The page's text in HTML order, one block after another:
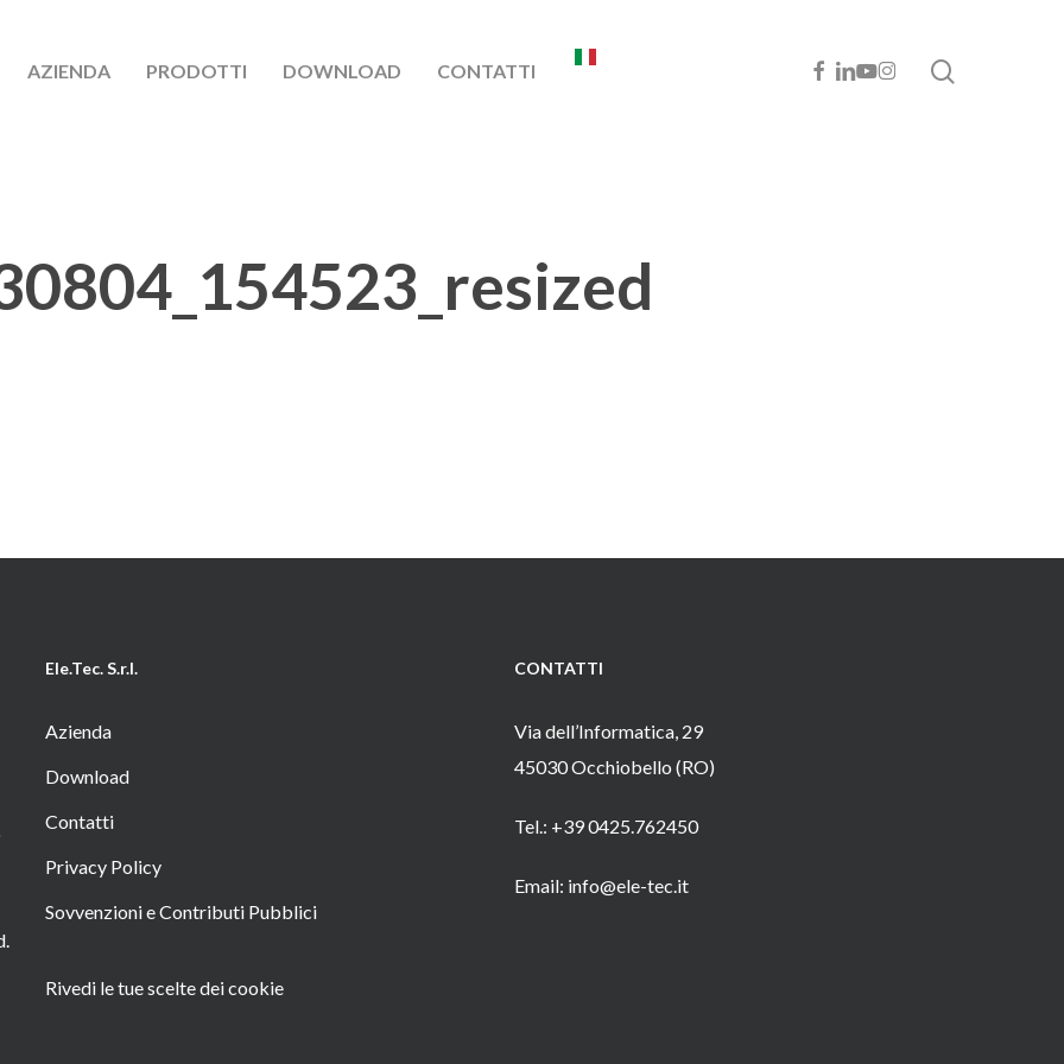
AZIENDA PRODOTTI DOWNLOAD CONTATTI FACEBOOK
LINKEDIN
YOUTUBE
INSTAGRAM
Ele.Tec. S.r.l.
Azienda
Download
Contatti
Privacy Policy
Sovvenzioni e Contributi Pubblici
Rivedi le tue scelte dei cookie
CONTATTI
Via dell’Informatica, 29
45030 Occhiobello (RO)
Tel.: +39 0425.762450
Email: info@ele-tec.it